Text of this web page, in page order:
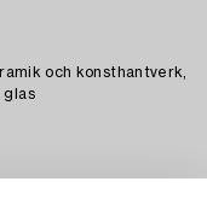
och konsthantverk,
glas